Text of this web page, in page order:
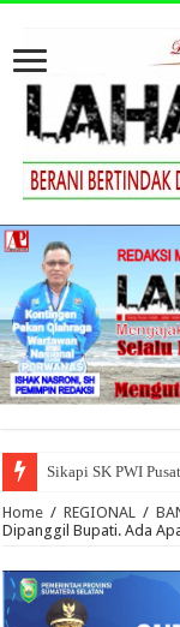
Sikapi SK PWI
Home / REGIONAL /
Dipanggil Bupati. Ada